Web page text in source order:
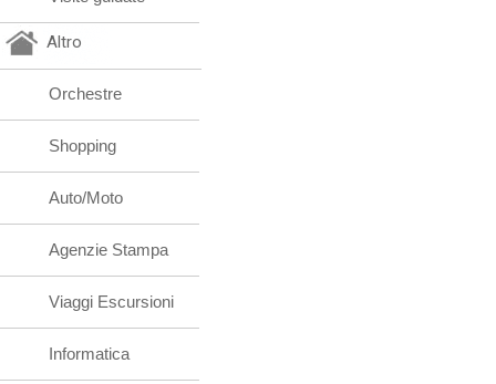
Altro
Orchestre
Shopping
Auto/Moto
Agenzie Stampa
Viaggi Escursioni
Informatica